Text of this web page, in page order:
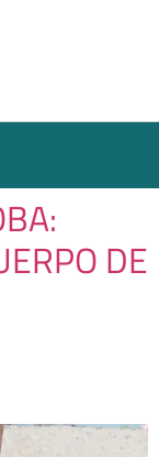
DE